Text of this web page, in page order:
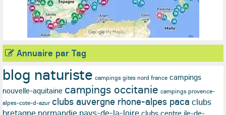
Annuaire par Tag
blog naturiste campings gites nord france campings
nouvelle-aquitaine campings occitanie campings provence-
alpes-cote-d-azur clubs auvergne rhone-alpes paca clubs
bretagne normandie pays-de-la-loire